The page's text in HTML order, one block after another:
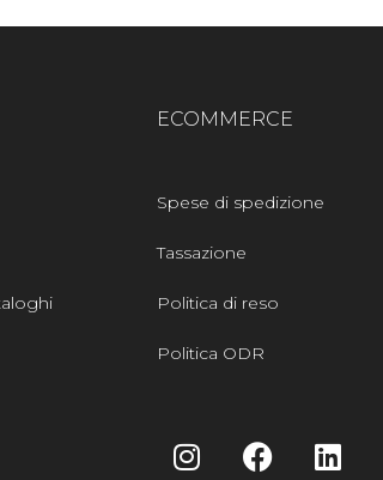
ECOMMERCE
Spese di spedizione
Tassazione
Politica di reso
Politica ODR